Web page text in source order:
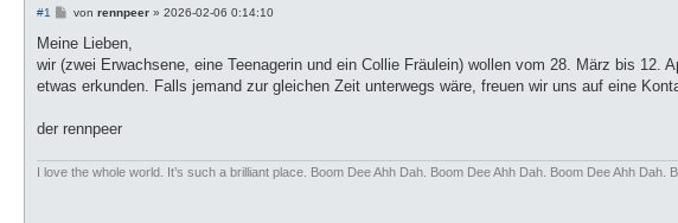
#1
B
i
r
a
von rennpeer» 2026-02-06 0:14:10
Meine Lieben,
wir (zwei Erwachsene, eine Teenagerin und ein Collie Fräulein) wollen vom 28. März bis 12.
etwas erkunden. Falls jemand zur gleichen Zeit unterwegs wäre, freuen wir uns auf eine
der rennpeer
I love the whole world. It’s such a brilliant place. Boom Dee Ahh Dah. Boom Dee Ahh Dah. Boom Dee Ahh